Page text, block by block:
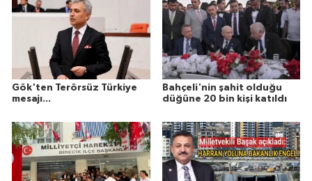
Gök'ten Terörsüz Türkiye
mesajı...
Bahçeli'nin şahit olduğu
düğüne 20 bin kişi katıldı